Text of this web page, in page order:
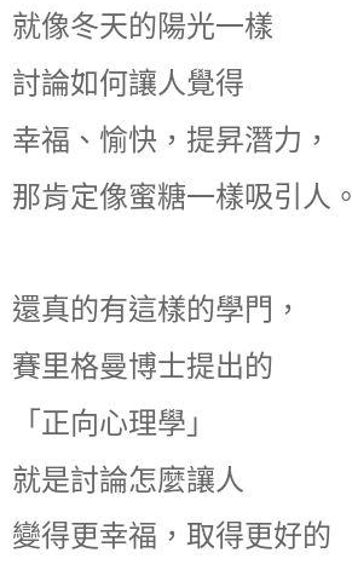
就像冬天的陽光一樣
討論如何讓人覺得
幸福、愉快，提昇潛力，
那肯定像蜜糖一樣吸引人。
還真的有這樣的學門，
賽里格曼博士提出的
「正向心理學」
就是討論怎麼讓人
變得更幸福，取得更好的